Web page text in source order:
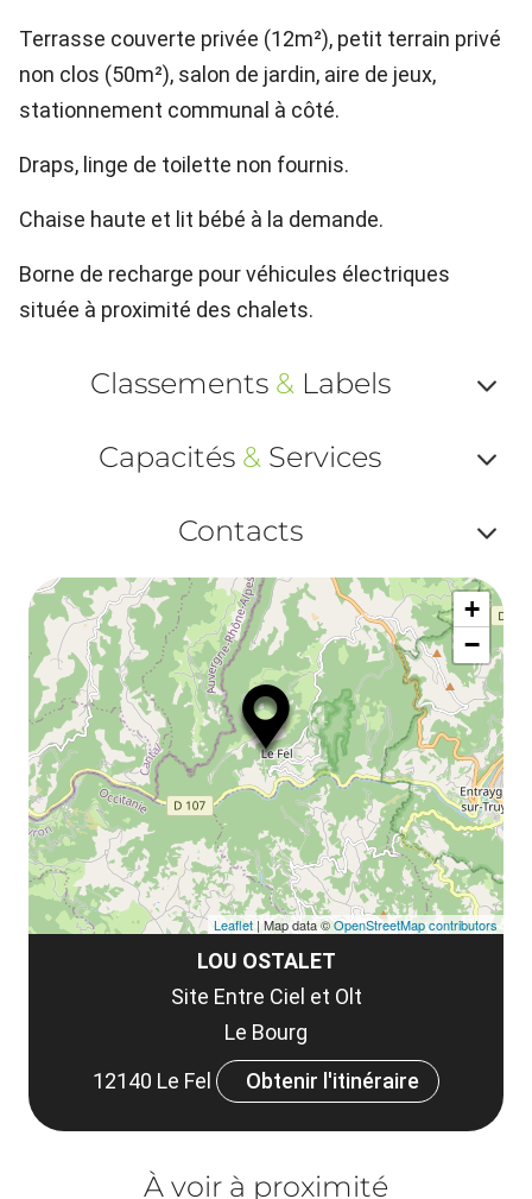
Terrasse couverte privée (12m²), petit terrain privé
non clos (50m²), salon de jardin, aire de jeux,
stationnement communal à côté.
Draps, linge de toilette non fournis.
Chaise haute et lit bébé à la demande.
Borne de recharge pour véhicules électriques
située à proximité des chalets.
Classements &Labels
ou
Capacités & Services
ou
Contacts
ou
LOU OSTALET
Site Entre Ciel et Olt
Le Bourg
12140 Le Fel
Obtenir l'itinéraire
+
−
Leaflet | Map data ©OpenStreetMap contributors
À voir à proximité